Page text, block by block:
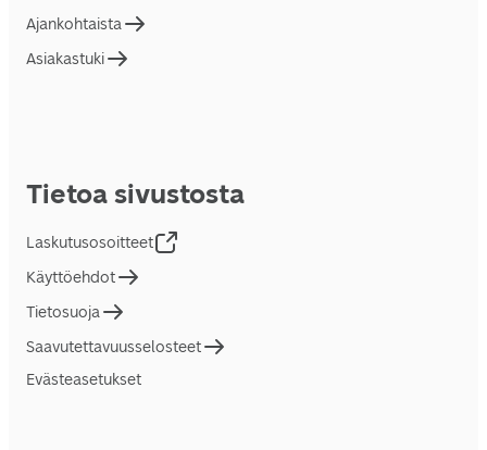
Ajankohtaista
Asiakastuki
Tietoa sivustosta
Laskutusosoitteet
Käyttöehdot
Tietosuoja
Saavutettavuusselosteet
Evästeasetukset